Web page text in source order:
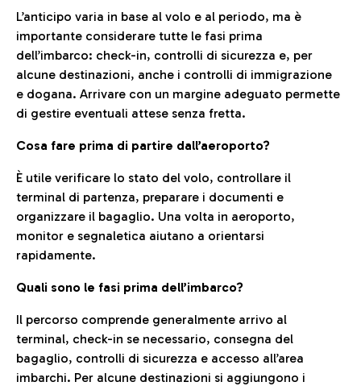
L’anticipo varia in base al volo e al periodo, ma è
importante considerare tutte le fasi prima
dell’imbarco: check-in, controlli di sicurezza e, per
alcune destinazioni, anche i controlli di immigrazione
e dogana. Arrivare con un margine adeguato permette
di gestire eventuali attese senza fretta.
Cosa fare prima di partire dall’aeroporto?
È utile verificare lo stato del volo, controllare il
terminal di partenza, preparare i documenti e
organizzare il bagaglio. Una volta in aeroporto,
monitor e segnaletica aiutano a orientarsi
rapidamente.
Quali sono le fasi prima dell’imbarco?
Il percorso comprende generalmente arrivo al
terminal, check-in se necessario, consegna del
bagaglio, controlli di sicurezza e accesso all’area
imbarchi. Per alcune destinazioni si aggiungono i